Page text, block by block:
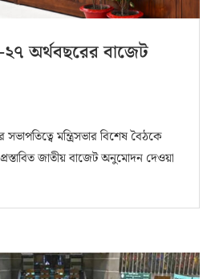
২৭ অর্থবছরের বাজেট
সভাপতিত্বে মন্ত্রিসভার বিশেষ বৈঠকে
জাতীয় বাজেট অনুমোদন দেওয়া